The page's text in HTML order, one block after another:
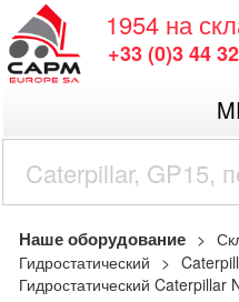
1954 на
+33 (0)3 44
Наше оборудование
Гидростатический
Гидростатический Caterpillar